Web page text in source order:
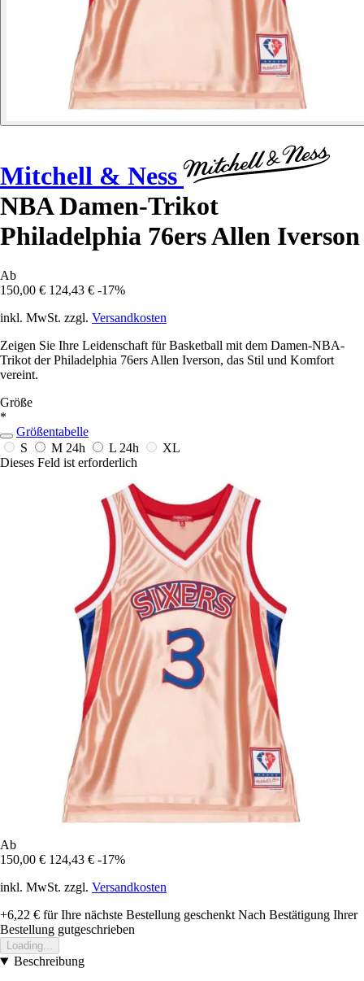
Mitchell & Ness
NBA Damen-Trikot
Philadelphia 76ers Allen Iverson
Ab
150,00 € 124,43 € -17%
inkl. MwSt. zzgl. Versandkosten
Zeigen Sie Ihre Leidenschaft für Basketball mit dem Damen-NBA-
Trikot der Philadelphia 76ers Allen Iverson, das Stil und Komfort
vereint.
Größe
*
Größentabelle
S
M 24h L 24h
XL
Dieses Feld ist erforderlich
Ab
150,00 € 124,43 € -17%
inkl. MwSt. zzgl. Versandkosten
+6,22 € für Ihre nächste Bestellung geschenkt Nach Bestätigung Ihrer
Bestellung gutgeschrieben
Loading...
Beschreibung